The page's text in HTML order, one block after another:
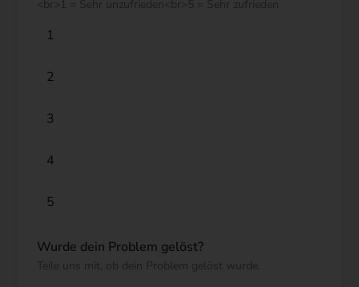
<br>1 = Sehr unzufrieden<br>5 = Sehr zufrieden
1
2
3
4
5
Wurde dein Problem gelöst?
Teile uns mit, ob dein Problem gelöst wurde.